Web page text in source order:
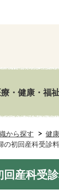
療・健康・福
から探す 健
の初回産科受診
産科受